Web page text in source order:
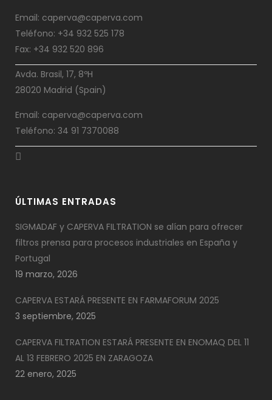
Email: caperva@caperva.com
Teléfono: +34 932 525 178
Fax: +34 932 520 896
Avda. Brasil, 17, 8ºH
28020 Madrid (Spain)
Email: caperva@caperva.com
Teléfono: 34 91 7370088
ÚLTIMAS ENTRADAS
SIGMADAF y CAPERVA FILTRATION se alían para ofrecer
filtros prensa para procesos industriales en España y
Portugal
19 marzo, 2026
CAPERVA ESTARÁ PRESENTE EN FARMAFORUM 2025
3 septiembre, 2025
CAPERVA FILTRATION ESTARÁ PRESENTE EN ENOMAQ DEL 11
AL 13 FEBRERO 2025 EN ZARAGOZA
22 enero, 2025